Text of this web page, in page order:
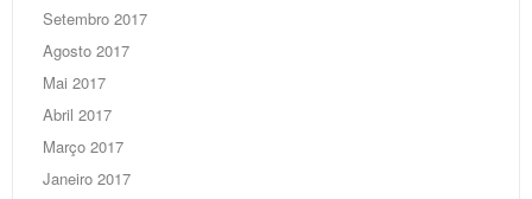
Setembro 2017
Agosto 2017
Mai 2017
Abril 2017
Março 2017
Janeiro 2017